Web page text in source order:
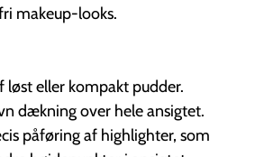
makeup-looks.
løst eller kompakt pudder.
dækning over hele ansigtet.
påføring af highlighter, som